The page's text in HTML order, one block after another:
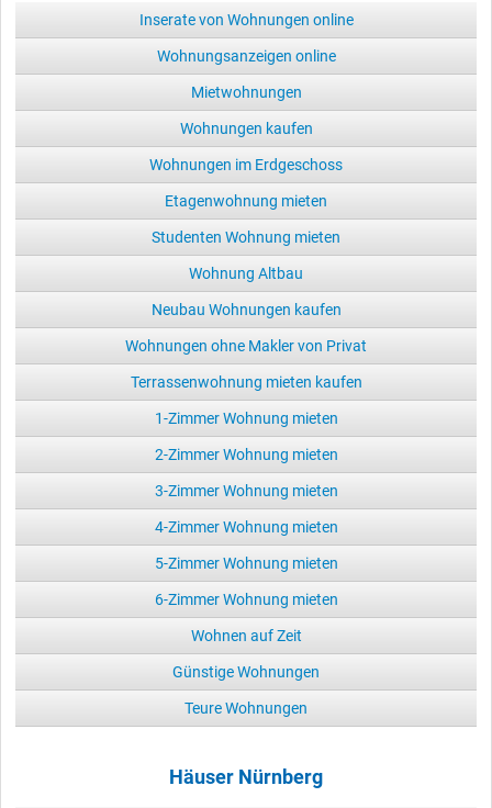
Inserate von Wohnungen online
Wohnungsanzeigen online
Mietwohnungen
Wohnungen kaufen
Wohnungen im Erdgeschoss
Etagenwohnung mieten
Studenten Wohnung mieten
Wohnung Altbau
Neubau Wohnungen kaufen
Wohnungen ohne Makler von Privat
Terrassenwohnung mieten kaufen
1-Zimmer Wohnung mieten
2-Zimmer Wohnung mieten
3-Zimmer Wohnung mieten
4-Zimmer Wohnung mieten
5-Zimmer Wohnung mieten
6-Zimmer Wohnung mieten
Wohnen auf Zeit
Günstige Wohnungen
Teure Wohnungen
Häuser Nürnberg